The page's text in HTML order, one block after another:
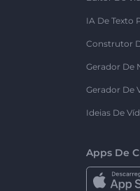
IA De Texto
Construtor
Gerador De
Gerador De
Ideias De
Apps De